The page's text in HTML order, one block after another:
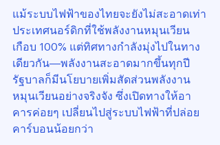
แม้ระบบไฟฟ้าของไทยจะยังไม่สะอาดเท่า
ประเทศนอร์ดิกที่ใช้พลังงานหมุนเวียน
เกือบ 100% แต่ทิศทางกำลังมุ่งไปในทาง
เดียวกัน—พลังงานสะอาดมากขึ้นทุกปี
รัฐบาลก็มีนโยบายเพิ่มสัดส่วนพลังงาน
หมุนเวียนอย่างจริงจัง ซึ่งเปิดทางให้อา
คารค่อยๆ เปลี่ยนไปสู่ระบบไฟฟ้าที่ปล่อย
คาร์บอนน้อยกว่า